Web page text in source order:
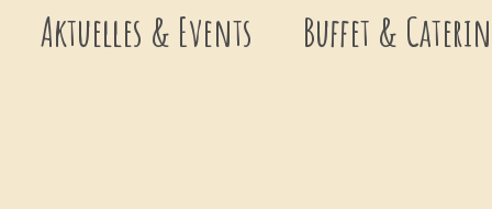
Aktuelles & Events Buffet &